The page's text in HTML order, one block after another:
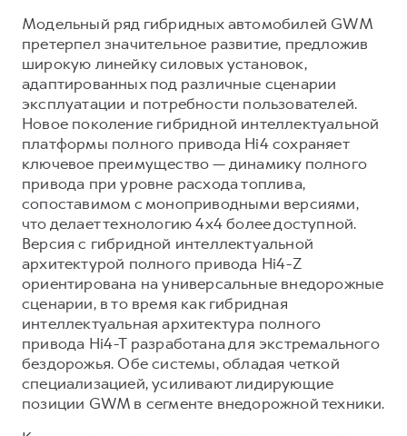
Модельный ряд гибридных автомобилей GWM
претерпел значительное развитие, предложив
широкую линейку силовых установок,
адаптированных под различные сценарии
эксплуатации и потребности пользователей.
Новое поколение гибридной интеллектуальной
платформы полного привода Hi4 сохраняет
ключевое преимущество — динамику полного
привода при уровне расхода топлива,
сопоставимом с моноприводными версиями,
что делает технологию 4х4 более доступной.
Версия с гибридной интеллектуальной
архитектурой полного привода Hi4-Z
ориентирована на универсальные внедорожные
сценарии, в то время как гибридная
интеллектуальная архитектура полного
привода Hi4-T разработана для экстремального
бездорожья. Обе системы, обладая четкой
специализацией, усиливают лидирующие
позиции GWM в сегменте внедорожной техники.